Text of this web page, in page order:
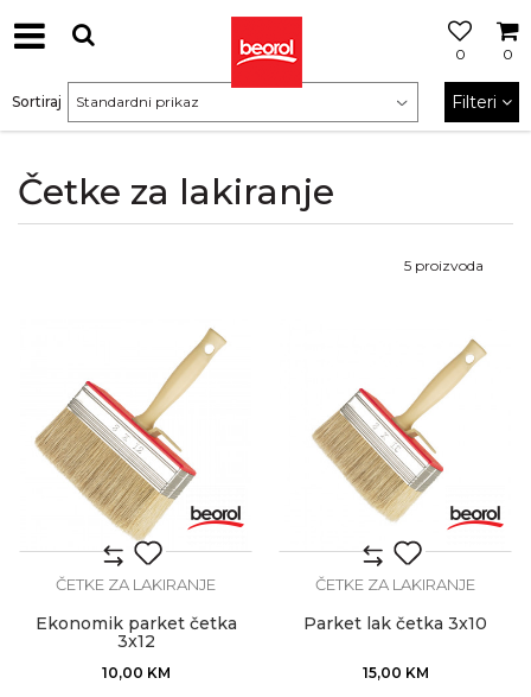
0
0
Četke za lakiranje
Sortiraj Filteri
5 proizvoda
ČETKE ZA LAKIRANJE
Ekonomik parket četka
3x12
10,00 KM
ČETKE ZA LAKIRANJE
Parket lak četka 3x10
15,00 KM